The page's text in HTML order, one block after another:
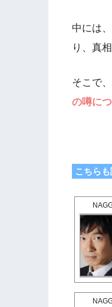
中には、
り、真
そこで、
の噂に
こちらも